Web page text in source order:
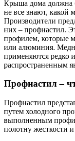
Крыша дома должна
не все знают, какой
Производители
них – профнастил.
профилем, которые
или алюминия.
применяются редко
распространенным
Профнастил –
Профнастил
путем холодного
выполненным
полотну жесткости